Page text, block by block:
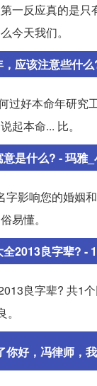
一反应真的是
今天我们。
应该注意些什么
过好本命年研究
起本命... 比。
是什么? - 玛雅
字影响您的婚姻
易懂。
2013良字辈? -
良字辈? 共1
你好，冯律师，